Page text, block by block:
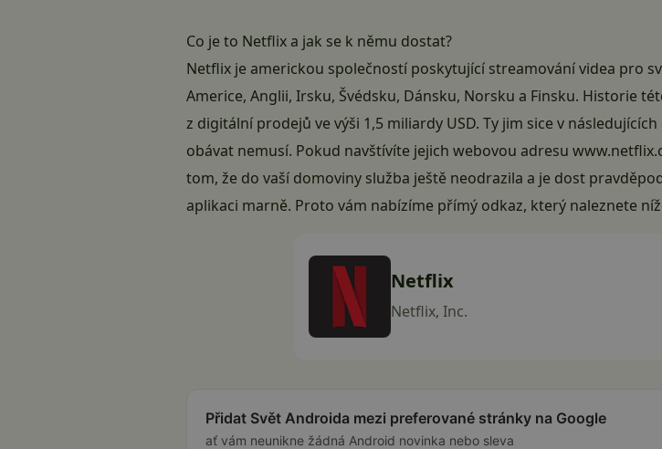
Co je to Netflix a jak se k němu dostat?
Netflix je americkou společností poskytující streamování videa pro
Americe, Anglii, Irsku, Švédsku, Dánsku, Norsku a Finsku. Historie
z digitální prodejů ve výši 1,5 miliardy USD. Ty jim sice v
obávat nemusí. Pokud navštívíte jejich webovou adresu
tom, že do vaší domoviny služba ještě neodrazila a je dost
aplikaci marně. Proto vám nabízíme přímý odkaz, který naleznete
Netflix
Netflix, Inc.
Přidat Svět Androida mezi preferované stránky na Google
ať vám neunikne žádná Android novinka nebo sleva